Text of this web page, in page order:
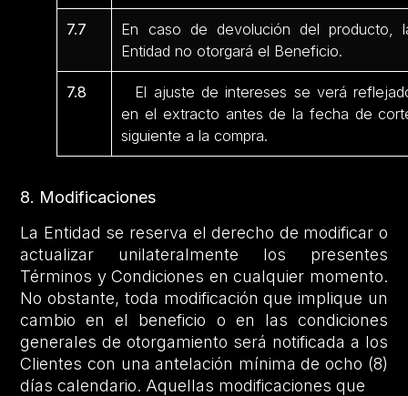
7.7
En caso de devolución del producto,
Entidad no otorgará el Beneficio.
7.8
El ajuste de intereses se verá
en el extracto antes de la fecha de
siguiente a la compra.
8. Modificaciones
La Entidad se reserva el derecho de modificar o
actualizar unilateralmente los presentes
Términos y Condiciones en cualquier momento.
No obstante, toda modificación que implique un
cambio en el beneficio o en las condiciones
generales de otorgamiento será notificada a los
Clientes con una antelación mínima de ocho (8)
días calendario. Aquellas modificaciones que